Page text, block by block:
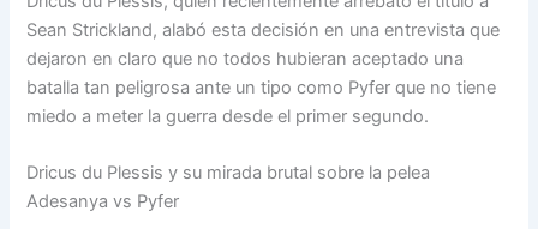
Sean Strickland, alabó esta decisión en una entrevista que
dejaron en claro que no todos hubieran aceptado una
batalla tan peligrosa ante un tipo como Pyfer que no tiene
miedo a meter la guerra desde el primer segundo.
Dricus du Plessis y su mirada brutal sobre la pelea
Adesanya vs Pyfer